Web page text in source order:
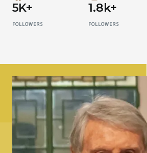
5K+
FOLLOWERS
1.8k+
FOLLOWERS